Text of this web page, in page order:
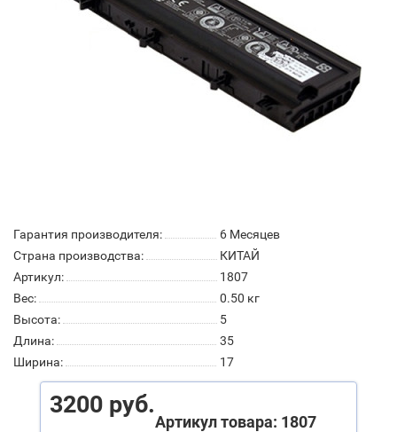
Гарантия производителя:
6 Месяцев
Страна производства:
КИТАЙ
Артикул:
1807
Вес:
0.50 кг
Высота:
5
Длина:
35
Ширина:
17
3200 руб.
Артикул товара: 1807